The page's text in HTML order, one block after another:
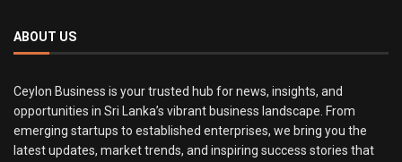
ABOUT US
Ceylon Business is your trusted hub for news, insights, and
opportunities in Sri Lanka’s vibrant business landscape. From
emerging startups to established enterprises, we bring you the
latest updates, market trends, and inspiring success stories that